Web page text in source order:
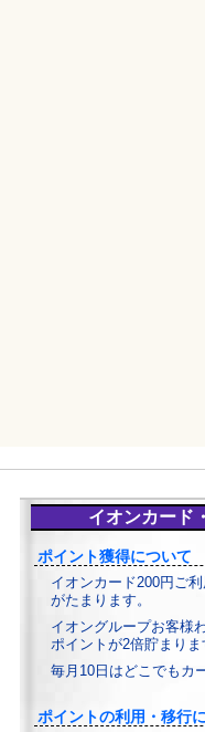
イオンカード
ポイント獲得について
イオンカード200円ご
がたまります。
イオングループお客様
ポイントが2倍貯まりま
毎月10日はどこでもカ
ポイントの利用・移行